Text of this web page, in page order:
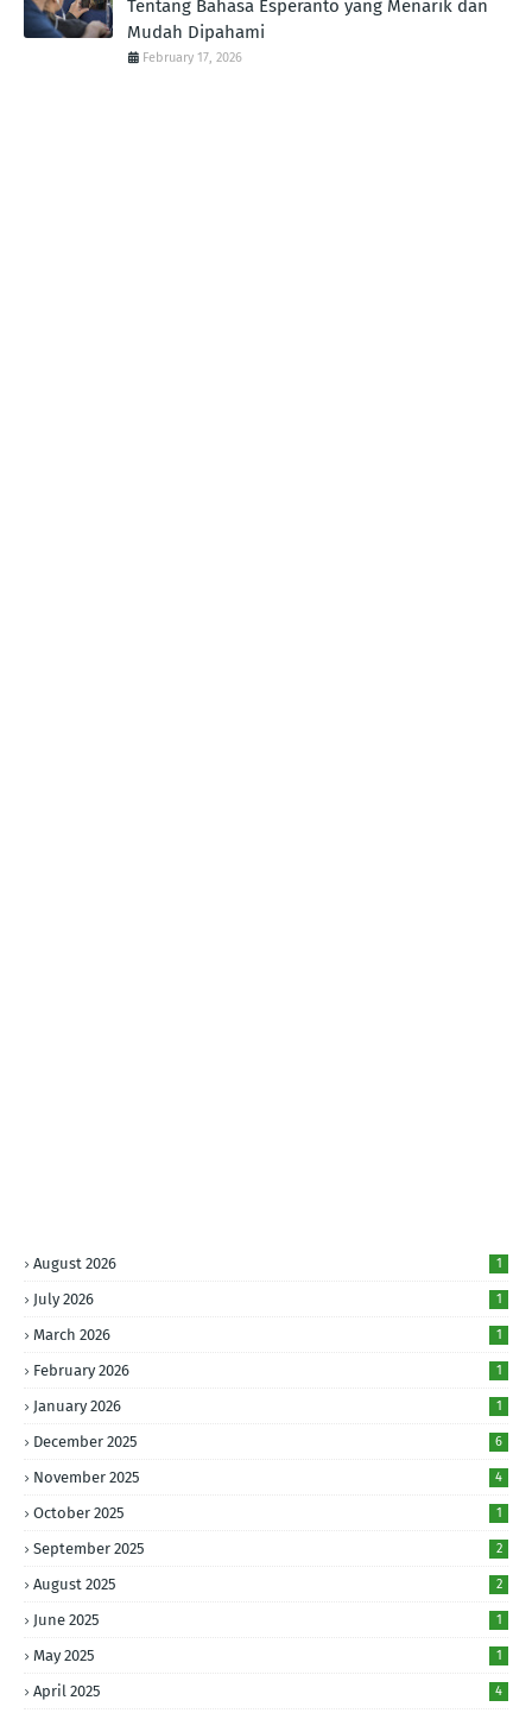
Tentang Bahasa Esperanto yang Menarik dan
Mudah Dipahami
February 17, 2026
August 2026 1
July 2026 1
March 2026 1
February 2026 1
January 2026 1
December 2025 6
November 2025 4
October 2025 1
September 2025 2
August 2025 2
June 2025 1
May 2025 1
April 2025 4